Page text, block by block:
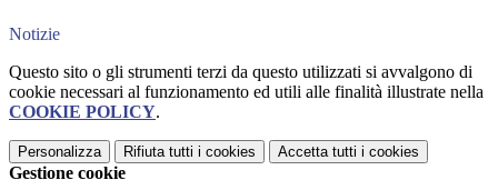
Notizie
Questo sito o gli strumenti terzi da questo utilizzati si avvalgono di
cookie necessari al funzionamento ed utili alle finalità illustrate nella
COOKIE POLICY.
Personalizza Rifiuta tutti i cookies Accetta tutti i cookies
Gestione cookie